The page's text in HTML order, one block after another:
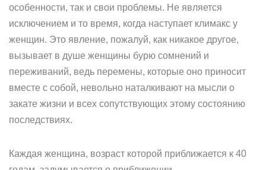
особенности, так и свои проблемы. Не является
исключением и то время, когда наступает климакс у
женщин. Это явление, пожалуй, как никакое другое,
вызывает в душе женщины бурю сомнений и
переживаний, ведь перемены, которые оно приносит
вместе с собой, невольно наталкивают на мысли о
закате жизни и всех сопутствующих этому состоянию
последствиях.
Каждая женщина, возраст которой приближается к 40